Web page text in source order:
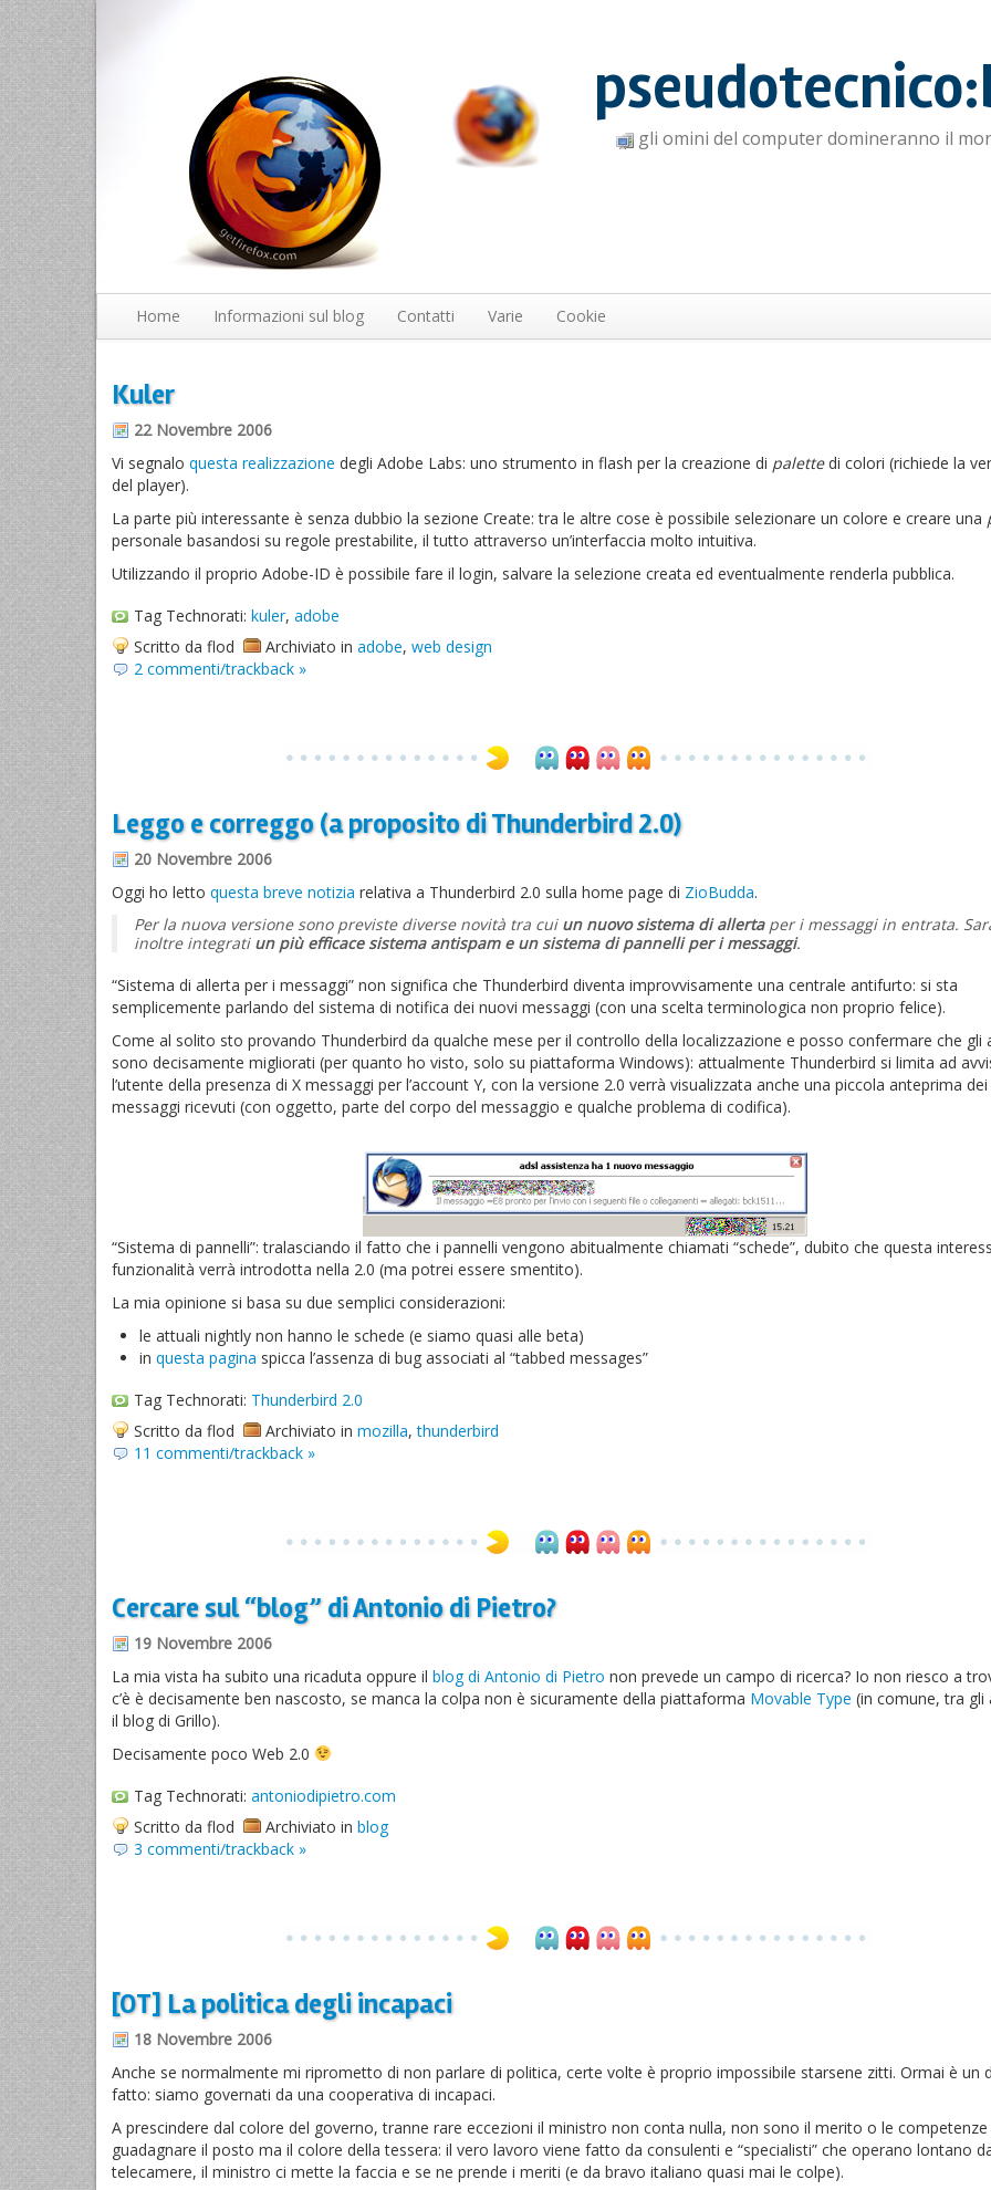
gli omini del computer domineranno il
Home Informazioni sul blog Contatti Varie Cookie
Kuler
22 Novembre 2006
Vi segnalo questa realizzazione degli Adobe Labs: uno strumento in flash per la creazione di palettedi colori (richiede la
del player).
La parte più interessante è senza dubbio la sezione Create: tra le altre cose è possibile selezionare un colore e creare una
personale basandosi su regole prestabilite, il tutto attraverso un’interfaccia molto intuitiva.
Utilizzando il proprio Adobe-ID è possibile fare il login, salvare la selezione creata ed eventualmente renderla pubblica.
Tag Technorati: kuler, adobe
Scritto da flod
Archiviato in adobe, web design
2 commenti/trackback »
Leggo e correggo (a proposito di Thunderbird 2.0)
20 Novembre 2006
Oggi ho letto questa breve notizia relativa a Thunderbird 2.0 sulla home page di ZioBudda.
Per la nuova versione sono previste diverse novità tra cui un nuovo sistema di allertaper i messaggi in entrata.
inoltre integrati un più efficace sistema antispam e un sistema di pannelli per i messaggi.
“Sistema di allerta per i messaggi” non significa che Thunderbird diventa improvvisamente una centrale antifurto: si sta
semplicemente parlando del sistema di notifica dei nuovi messaggi (con una scelta terminologica non proprio felice).
Come al solito sto provando Thunderbird da qualche mese per il controllo della localizzazione e posso confermare che gli
sono decisamente migliorati (per quanto ho visto, solo su piattaforma Windows): attualmente Thunderbird si limita ad
l’utente della presenza di X messaggi per l’account Y, con la versione 2.0 verrà visualizzata anche una piccola anteprima dei
messaggi ricevuti (con oggetto, parte del corpo del messaggio e qualche problema di codifica).
“Sistema di pannelli”: tralasciando il fatto che i pannelli vengono abitualmente chiamati “schede”, dubito che questa
funzionalità verrà introdotta nella 2.0 (ma potrei essere smentito).
La mia opinione si basa su due semplici considerazioni:
le attuali nightly non hanno le schede (e siamo quasi alle beta)
in questa pagina spicca l’assenza di bug associati al “tabbed messages”
Tag Technorati: Thunderbird 2.0
Scritto da flod
Archiviato in mozilla,thunderbird
11 commenti/trackback »
Cercare sul “blog” di Antonio di Pietro?
19 Novembre 2006
La mia vista ha subito una ricaduta oppure il blog di Antonio di Pietro non prevede un campo di ricerca? Io non riesco a
c’è è decisamente ben nascosto, se manca la colpa non è sicuramente della piattaforma Movable Type (in comune, tra gli
il blog di Grillo).
Decisamente poco Web 2.0
Tag Technorati: antoniodipietro.com
Scritto da flod
Archiviato in blog
3 commenti/trackback »
[OT] La politica degli incapaci
18 Novembre 2006
Anche se normalmente mi riprometto di non parlare di politica, certe volte è proprio impossibile starsene zitti. Ormai è un
fatto: siamo governati da una cooperativa di incapaci.
A prescindere dal colore del governo, tranne rare eccezioni il ministro non conta nulla, non sono il merito o le
guadagnare il posto ma il colore della tessera: il vero lavoro viene fatto da consulenti e “specialisti” che operano lontano
telecamere, il ministro ci mette la faccia e se ne prende i meriti (e da bravo italiano quasi mai le colpe).